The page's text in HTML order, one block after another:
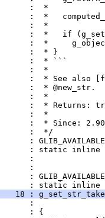
:  *
:  *
:  *
:  *   if
:  *
:  * }
:  * ```
:  *
:  * See also
:  * @new_str.
:  *
:  * Returns:
:  *
:  * Since: 2.90
:  */
:
: static
:
:
:
: static inline
18 :
:
: {